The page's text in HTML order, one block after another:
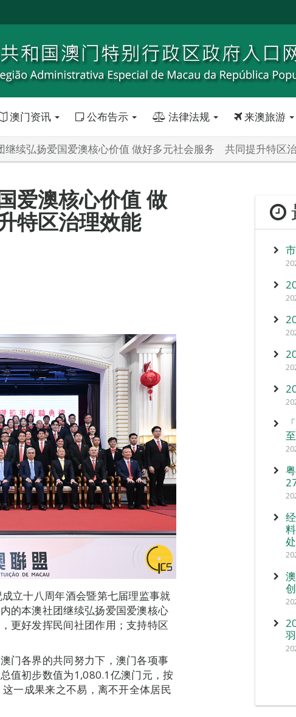
澳门资讯 公布告示 法律法规 来澳旅游
继续弘扬爱国爱澳核心价值 做好多元社会服务 共同提升特区
爱澳核心价值 做
特区治理效能
立十八周年酒会暨第七届理监事就
的本澳社团继续弘扬爱国爱澳核心
更好发挥民间社团作用；支持特区
门各界的共同努力下，澳门各项事
值初步数值为1,080.1亿澳门元，按
一成果来之不易，离不开全体居民